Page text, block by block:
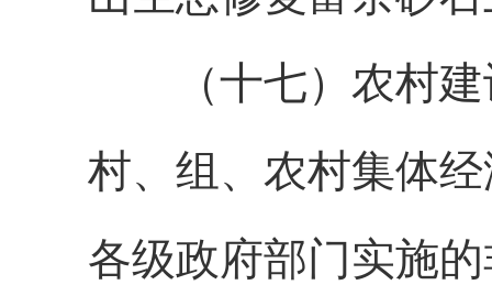
（十七）农村
村、组、 农村集体
各级政府部门实施